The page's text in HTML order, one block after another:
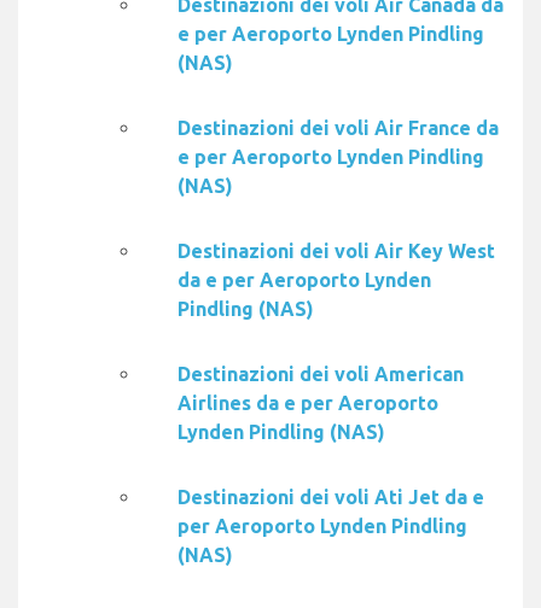
Destinazioni dei voli Air Canada da
e per Aeroporto Lynden Pindling
(NAS)
Destinazioni dei voli Air France da
e per Aeroporto Lynden Pindling
(NAS)
Destinazioni dei voli Air Key West
da e per Aeroporto Lynden
Pindling (NAS)
Destinazioni dei voli American
Airlines da e per Aeroporto
Lynden Pindling (NAS)
Destinazioni dei voli Ati Jet da e
per Aeroporto Lynden Pindling
(NAS)